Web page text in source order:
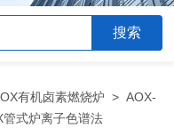
有机卤素燃烧炉 >AOX-
式炉离子色谱法